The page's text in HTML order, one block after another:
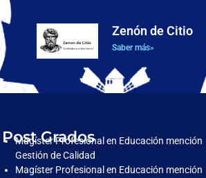
Zenón de Citio
Saber más»
Post Grados
Magíster Profesional en Educación mención
Gestión de Calidad
Magíster Profesional en Educación mención